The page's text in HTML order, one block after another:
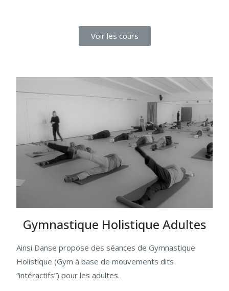
Voir les cours
Gymnastique Holistique Adultes
Ainsi Danse propose des séances de Gymnastique
Holistique (Gym à base de mouvements dits
“intéractifs”) pour les adultes.